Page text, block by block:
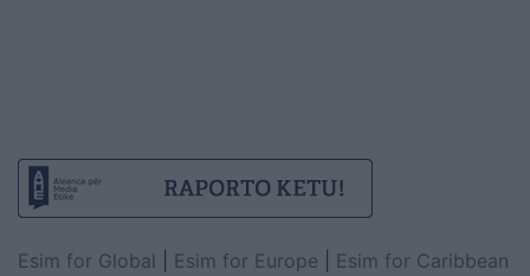
Esim for Global Esim for Europe
Esim for Caribbean